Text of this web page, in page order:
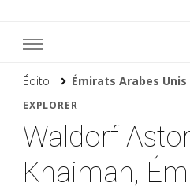
Édito Émirats Arabes Unis
EXPLORER
Waldorf
Khaimah,